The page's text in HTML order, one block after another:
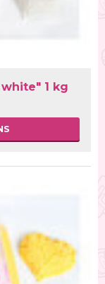
1 kg